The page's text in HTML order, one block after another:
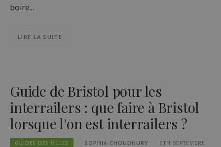
boire...
LIRE LA SUITE
Guide de Bristol pour les
interrailers : que faire à Bristol
lorsque l'on est interrailers ?
GUIDES DES VILLES SOPHIA CHOUDHURY
6TH SEPTEMBRE